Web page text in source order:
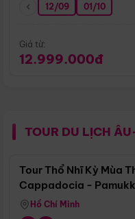
12/09 01/10
Giá từ:
12.999.000đ
TOUR DU LỊCH
Tour Thổ Nhĩ Kỳ Mùa
Cappadocia -
Hồ Chí Minh